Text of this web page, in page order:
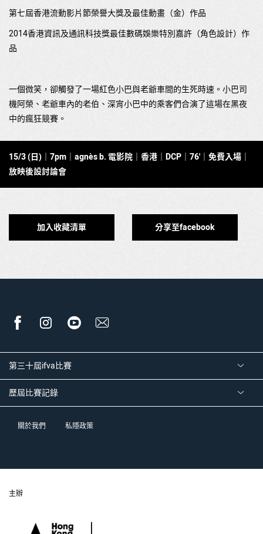
第七屆香港流動影片節榮譽大獎及最佳動畫（金）作品
2014香港資訊及通訊科技獎最佳數碼娛樂特別嘉許（角色設計）作
品
一個微笑，卻觸發了一場紅色小巴與老爺車間的生死時速。小巴司
機阿榮、老爺車內的老伯、深宵小巴中的乘客們合演了這場在黑夜
中的瘋狂競賽。
15/3 (日)｜7pm｜agnès b. 電影院｜香港｜DCP｜76'｜免費入場｜
放映後設討論會
加入收藏清單 分享至facebook
第三十屆ifva比賽
歷屆比賽記錄
關於我們 私隱政策
主辦